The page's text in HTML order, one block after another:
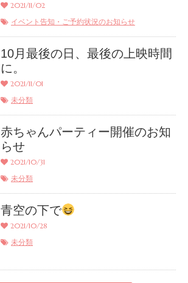
2021/11/02
イベント告知・ご予約状況のお知らせ
10月最後の日、最後の上映時間
に。
2021/11/01
未分類
赤ちゃんパーティー開催のお知
らせ
2021/10/31
未分類
青空の下で
2021/10/28
未分類